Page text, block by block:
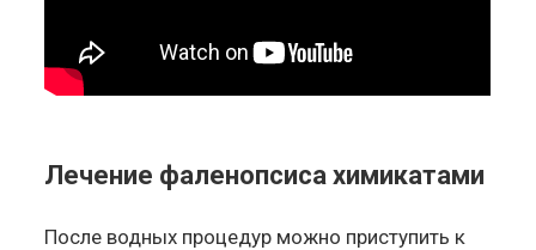
Лечение фаленопсиса химикатами
После водных процедур можно приступить к